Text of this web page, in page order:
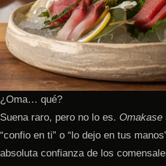
¿Oma… qué?
Suena raro, pero no lo es. Omakase
“confio en ti” o “lo dejo en tus
absoluta confianza de los